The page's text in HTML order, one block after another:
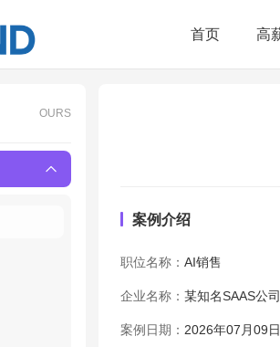
首页 高
OURS
案例介绍
职位名称： AI销售
企业名称： 某知名SAAS公司
案例日期： 2026年07月09日